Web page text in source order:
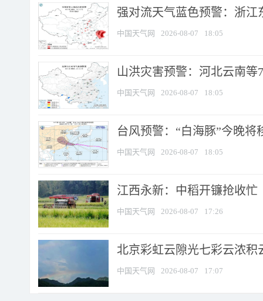
强对流天气蓝色预警：浙江
中国天气网 2026-08-07 18:05
山洪灾害预警：河北云南
中国天气网 2026-08-07 18:05
台风预警：“白海豚”今晚将
中国天气网 2026-08-07 18:05
江西永新：中稻开镰抢收忙
中国天气网 2026-08-07 17:26
北京彩虹云隙光七彩云浓积
中国天气网 2026-08-07 17:07